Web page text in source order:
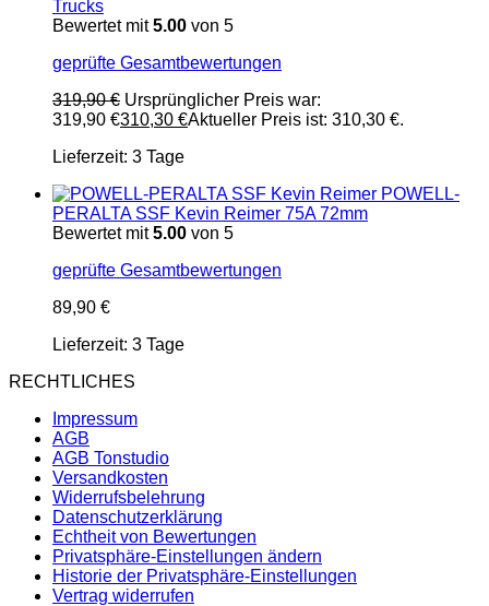
Trucks
Bewertet mit5.00 von 5
geprüfte Gesamtbewertungen
319,90€ Ursprünglicher Preis war:
319,90 €310,30 €Aktueller Preis ist: 310,30 €.
Lieferzeit: 3 Tage
POWELL-
PERALTA SSF Kevin Reimer 75A 72mm
Bewertet mit5.00 von 5
geprüfte Gesamtbewertungen
89,90 €
Lieferzeit: 3 Tage
RECHTLICHES
Impressum
AGB
AGB Tonstudio
Versandkosten
Widerrufsbelehrung
Datenschutzerklärung
Echtheit von Bewertungen
Privatsphäre-Einstellungen ändern
Historie der Privatsphäre-Einstellungen
Vertrag widerrufen